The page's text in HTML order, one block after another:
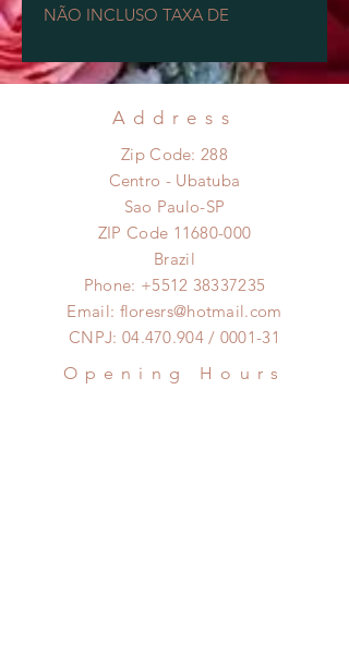
NÃO INCLUSO TAXA DE
MAIORES INFORMAÇÕES PELO
WHATSAPP 12991021215
Foto modelo são flores naturais e
portanto podem ter variações de
cores, tonalidades, tamanhos, tipos
e espécies pela época.
Address
Zip Code: 288
Centro - Ubatuba
Sao Paulo-SP
ZIP Code 11680-000
Brazil
Phone: +5512 38337235
Email: floresrs@hotmail.com
CNPJ: 04.470.904/ 0001-31
Opening Hours